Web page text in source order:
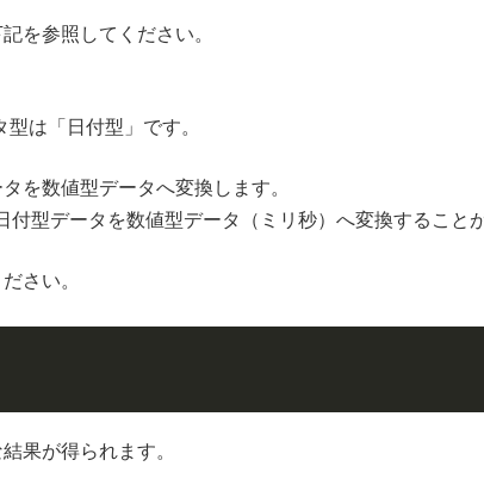
を参照してください。
は「日付型」です。
を数値型データへ変換します。
型データを数値型データ（ミリ秒）へ変換すること
さい。
果が得られます。